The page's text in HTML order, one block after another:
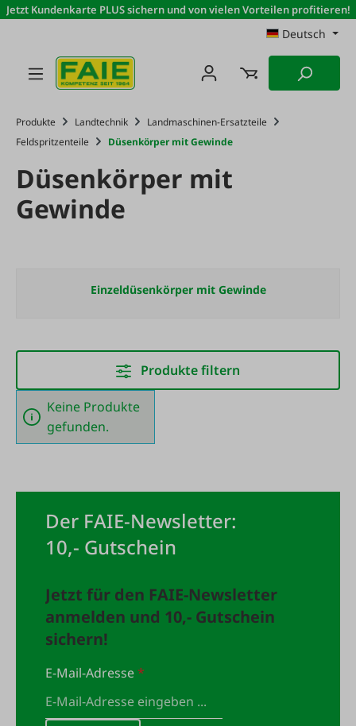
Zum Hauptinhalt springen
Jetzt Kundenkarte PLUS sichern und von vielen Vorteilen profitieren!
Deutsch
Produkte Landtechnik
Landmaschinen-Ersatzteile
Feldspritzenteile
Düsenkörper mit Gewinde
Düsenkörper mit
Gewinde
Einzeldüsenkörper mit Gewinde
Produkte filtern
Keine Produkte
gefunden.
Der FAIE-Newsletter:
10,- Gutschein
Jetzt für den FAIE-Newsletter
anmelden und 10,- Gutschein
sichern!
E-Mail-Adresse*